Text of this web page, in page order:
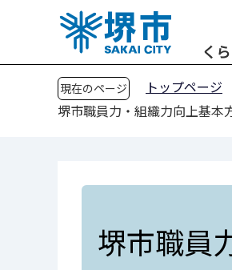
く
現在のページ トップページ
堺市職員力・組織力向上基本
堺市職員